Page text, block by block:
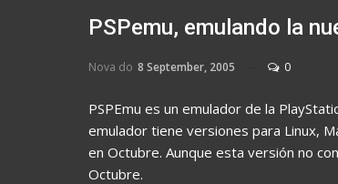
PSPemu, emulando la
Nova do 8 September, 2005 0
PSPEmu es un emulador de la
emulador tiene versiones para Linux,
en Octubre. Aunque esta versión no
Octubre.